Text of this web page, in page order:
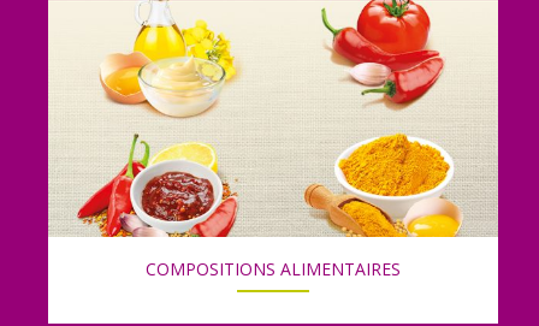
COMPOSITIONS ALIMENTAIRES